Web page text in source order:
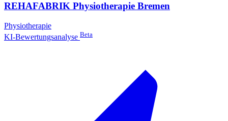
REHAFABRIK Physiotherapie Bremen
Physiotherapie
KI-Bewertungsanalyse Beta